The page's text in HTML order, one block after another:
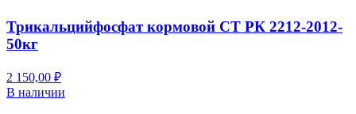
Трикальцийфосфат кормовой СТ РК 2212-2012-
50кг
2 150,00 ₽
В наличии